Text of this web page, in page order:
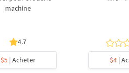
machine
4.7
$5| Acheter $4|